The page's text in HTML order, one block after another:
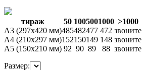
тираж 50 1005001000 >1000
А3 (297х420 мм)485482477 472 звоните
А4 (210х297 мм)152150149 148 звоните
А5 (150х210 мм) 92 90 89 88 звоните
Размер: